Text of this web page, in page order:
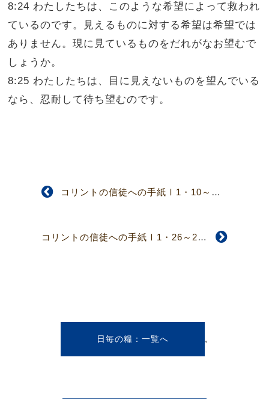
8:24 わたしたちは、このような希望によって救われ
ているのです。見えるものに対する希望は希望では
ありません。現に見ているものをだれがなお望むで
しょうか。
8:25 わたしたちは、目に見えないものを望んでいる
なら、忍耐して待ち望むのです。
コリントの信徒への手紙Ⅰ1・10～25
コリントの信徒への手紙Ⅰ1・26～2・5
日毎の糧 ,